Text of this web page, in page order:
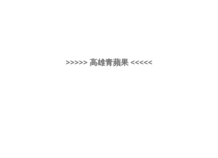
>>>>> 高雄青蘋果 <<<<<